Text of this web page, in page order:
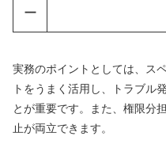
ー
実務のポイントとしては、ス
トをうまく活用し、トラブル
とが重要です。また、権限分
止が両立できます。